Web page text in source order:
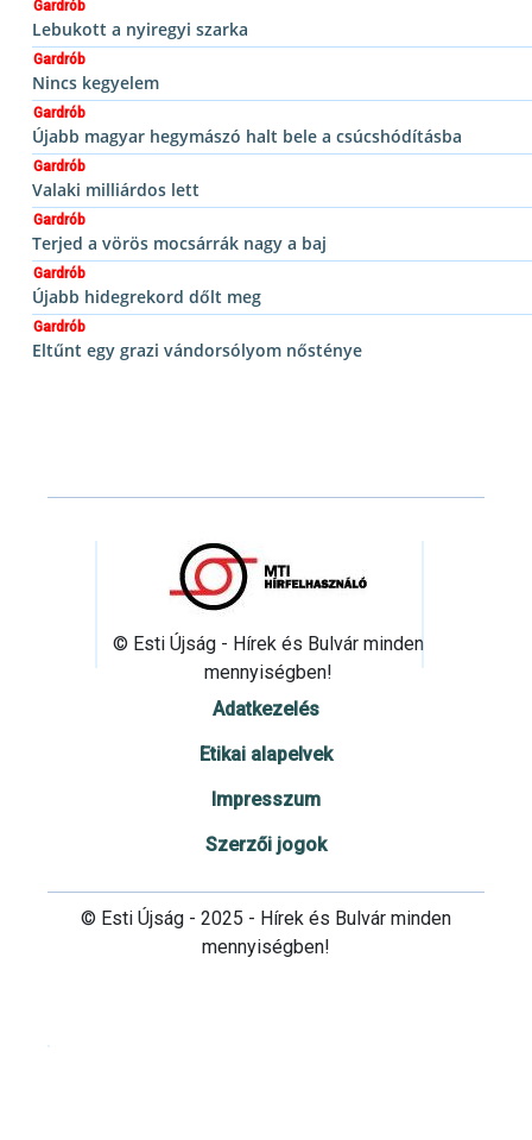
Gardrób
Lebukott a nyiregyi szarka
Gardrób
Nincs kegyelem
Gardrób
Újabb magyar hegymászó halt bele a csúcshódításba
Gardrób
Valaki milliárdos lett
Gardrób
Terjed a vörös mocsárrák nagy a baj
Gardrób
Újabb hidegrekord dőlt meg
Gardrób
Eltűnt egy grazi vándorsólyom nősténye
© Esti Újság - Hírek és Bulvár minden
mennyiségben!
Adatkezelés
Etikai alapelvek
Impresszum
Szerzői jogok
© Esti Újság - 2025 - Hírek és Bulvár minden
mennyiségben!